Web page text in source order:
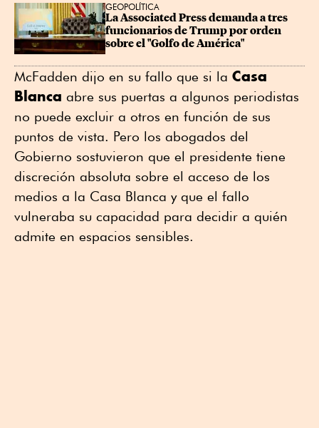
GEOPOLÍTICA
La Associated Press demanda a tres
funcionarios de Trump por orden
sobre el "Golfo de América"
McFadden dijo en su fallo que si la Casa
Blanca abre sus puertas a algunos periodistas
no puede excluir a otros en función de sus
puntos de vista. Pero los abogados del
Gobierno sostuvieron que el presidente tiene
discreción absoluta sobre el acceso de los
medios a la Casa Blanca y que el fallo
vulneraba su capacidad para decidir a quién
admite en espacios sensibles.